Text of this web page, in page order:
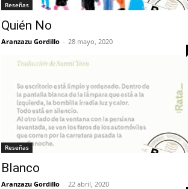
Reseñas
Quién No
Aranzazu Gordillo - 28 mayo, 2020
Reseñas
Blanco
Aranzazu Gordillo - 22 abril, 2020